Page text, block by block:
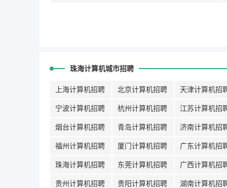
珠海计算机城市招聘
上海计算机招聘 北京计算机招聘 天津计算机招
宁波计算机招聘 杭州计算机招聘 江苏计算机招
烟台计算机招聘 青岛计算机招聘 济南计算机招
福州计算机招聘 厦门计算机招聘 广东计算机招
珠海计算机招聘 东莞计算机招聘 广西计算机招
贵州计算机招聘 贵阳计算机招聘 湖南计算机招